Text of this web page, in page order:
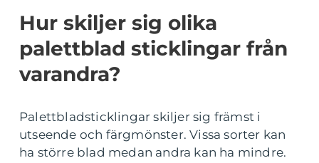
Hur skiljer sig olika
palettblad sticklingar från
varandra?
Palettbladsticklingar skiljer sig främst i
utseende och färgmönster. Vissa sorter kan
ha större blad medan andra kan ha mindre.